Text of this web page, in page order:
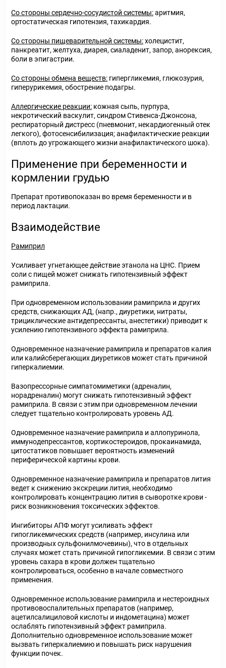
Со стороны сердечно-сосудистой системы:аритмия,
ортостатическая гипотензия, тахикардия.
Со стороны пищеварительной системы:холецистит,
панкреатит, желтуха, диарея, сиаладенит, запор, анорексия,
боли в эпигастрии.
Со стороны обмена веществ: гипергликемия, глюкозурия,
гиперурикемия, обострение подагры.
Аллергические реакции: кожная сыпь, пурпура,
некротический васкулит, синдром Стивенса-Джонсона,
респираторный дистресс (пневмонит, некардиогенный отек
легкого), фотосенсибилизация; анафилактические реакции
(вплоть до угрожающего жизни анафилактического шока).
Применение при беременности и
кормлении грудью
Препарат противопоказан во время беременности и в
период лактации.
Взаимодействие
Рамиприл
Усиливает угнетающее действие этанола на ЦНС. Прием
соли с пищей может снижать гипотензивный эффект
рамиприла.
При одновременном использовании рамиприла и других
средств, снижающих АД, (напр., диуретики, нитраты,
трициклические антидепрессанты, анестетики) приводит к
усилению гипотензивного эффекта рамиприла.
Одновременное назначение рамиприла и препаратов калия
или калийсберегающих диуретиков может стать причиной
гиперкалиемии.
Вазопрессорные симпатомиметики (адреналин,
норадреналин) могут снижать гипотензивный эффект
рамиприла. В связи с этим при одновременном лечении
следует тщательно контролировать уровень АД.
Одновременное назначение рамиприла и аллопуринола,
иммунодепрессантов, кортикостероидов, прокаинамида,
цитостатиков повышает вероятность изменений
периферической картины крови.
Одновременное назначение рамиприла и препаратов лития
ведет к снижению экскреции лития, необходимо
контролировать концентрацию лития в сыворотке крови -
риск возникновения токсических эффектов.
Ингибиторы АПФ могут усиливать эффект
гипогликемических средств (например, инсулина или
производных сульфонилмочевины), что в отдельных
случаях может стать причиной гипогликемии. В связи с этим
уровень сахара в крови должен тщательно
контролироваться, особенно в начале совместного
применения.
Одновременное использование рамиприла и нестероидных
противовоспалительных препаратов (например,
ацетилсалициловой кислоты и индометацина) может
ослаблять гипотензивный эффект рамиприла.
Дополнительно одновременное использование может
вызвать гиперкалиемию и повышать риск нарушения
функции почек.